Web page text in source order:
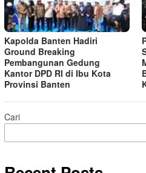
Kapolda Banten Hadiri
Ground Breaking
Pembangunan Gedung
Kantor DPD RI di Ibu Kota
Provinsi Banten
Cari